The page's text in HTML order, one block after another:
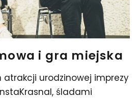
i gra miejska
atrakcji urodzinowej imprezy
śladami